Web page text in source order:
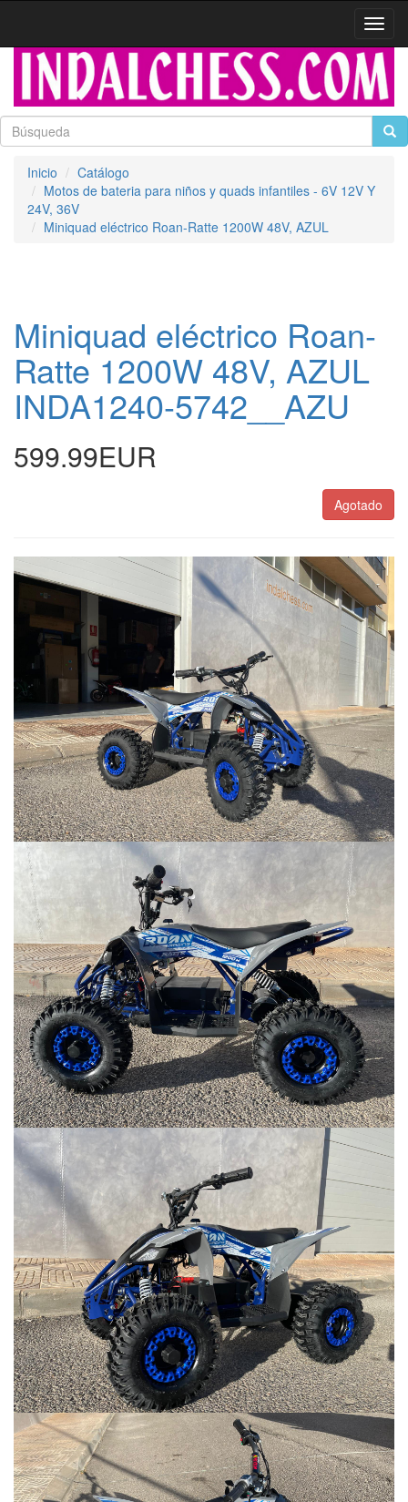
Inicio
Catálogo
Motos de bateria para niños y quads infantiles - 6V 12V Y
24V, 36V
Miniquad eléctrico Roan-Ratte 1200W 48V, AZUL
Miniquad eléctrico Roan-
Ratte 1200W 48V, AZUL
INDA1240-5742__AZU
599.99EUR
Agotado